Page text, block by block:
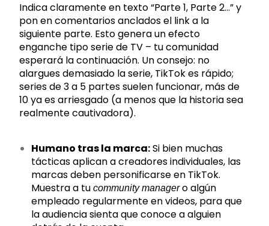
Indica claramente en texto “Parte 1, Parte 2…” y
pon en comentarios anclados el link a la
siguiente parte. Esto genera un efecto
enganche tipo serie de TV – tu comunidad
esperará la continuación. Un consejo: no
alargues demasiado la serie, TikTok es rápido;
series de 3 a 5 partes suelen funcionar, más de
10 ya es arriesgado (a menos que la historia sea
realmente cautivadora).
Humano tras la marca:Si bien muchas
tácticas aplican a creadores individuales, las
marcas deben personificarse en TikTok.
Muestra a tucommunity managero algún
empleado regularmente en videos, para que
la audiencia sienta que conoce a alguien